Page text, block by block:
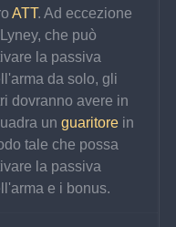
ATT. Ad eccezione
che può
la passiva
da solo, gli
dovranno avere in
un guaritore in
tale che possa
la passiva
e i bonus.